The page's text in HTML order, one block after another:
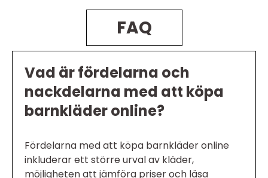
FAQ
Vad är fördelarna och
nackdelarna med att köpa
barnkläder online?
Fördelarna med att köpa barnkläder online
inkluderar ett större urval av kläder,
möjligheten att jämföra priser och läsa